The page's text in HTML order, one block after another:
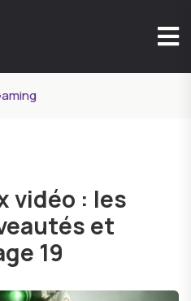
vidéo : les
et
19